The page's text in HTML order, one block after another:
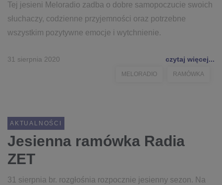
Tej jesieni Meloradio zadba o dobre samopoczucie swoich
słuchaczy, codzienne przyjemności oraz potrzebne
wszystkim pozytywne emocje i wytchnienie.
31 sierpnia 2020 czytaj więcej...
MELORADIO RAMÓWKA
AKTUALNOŚCI
Jesienna ramówka Radia
ZET
31 sierpnia br. rozgłośnia rozpocznie jesienny sezon. Na